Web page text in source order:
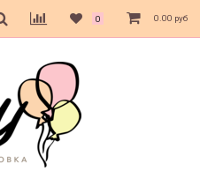
0 0.00 руб